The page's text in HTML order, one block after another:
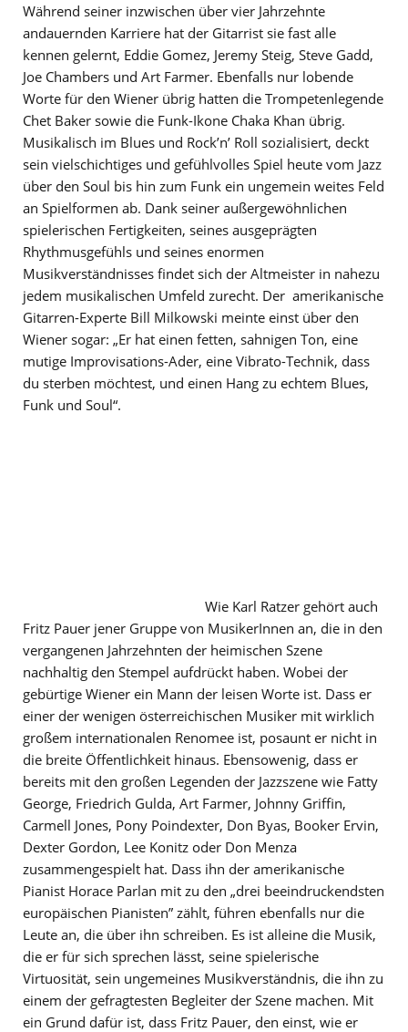
Während seiner inzwischen über vier Jahrzehnte
andauernden Karriere hat der Gitarrist sie fast alle
kennen gelernt, Eddie Gomez, Jeremy Steig, Steve Gadd,
Joe Chambers und Art Farmer. Ebenfalls nur lobende
Worte für den Wiener übrig hatten die Trompetenlegende
Chet Baker sowie die Funk-Ikone Chaka Khan übrig.
Musikalisch im Blues und Rock’n’ Roll sozialisiert, deckt
sein vielschichtiges und gefühlvolles Spiel heute vom Jazz
über den Soul bis hin zum Funk ein ungemein weites Feld
an Spielformen ab. Dank seiner außergewöhnlichen
spielerischen Fertigkeiten, seines ausgeprägten
Rhythmusgefühls und seines enormen
Musikverständnisses findet sich der Altmeister in nahezu
jedem musikalischen Umfeld zurecht. Der amerikanische
Gitarren-Experte Bill Milkowski meinte einst über den
Wiener sogar: „Er hat einen fetten, sahnigen Ton, eine
mutige Improvisations-Ader, eine Vibrato-Technik, dass
du sterben möchtest, und einen Hang zu echtem Blues,
Funk und Soul“.
Wie Karl Ratzer gehört auch
Fritz Pauer jener Gruppe von MusikerInnen an, die in den
vergangenen Jahrzehnten der heimischen Szene
nachhaltig den Stempel aufdrückt haben. Wobei der
gebürtige Wiener ein Mann der leisen Worte ist. Dass er
einer der wenigen österreichischen Musiker mit wirklich
großem internationalen Renomee ist, posaunt er nicht in
die breite Öffentlichkeit hinaus. Ebensowenig, dass er
bereits mit den großen Legenden der Jazzszene wie Fatty
George, Friedrich Gulda, Art Farmer, Johnny Griffin,
Carmell Jones, Pony Poindexter, Don Byas, Booker Ervin,
Dexter Gordon, Lee Konitz oder Don Menza
zusammengespielt hat. Dass ihn der amerikanische
Pianist Horace Parlan mit zu den „drei beeindruckendsten
europäischen Pianisten” zählt, führen ebenfalls nur die
Leute an, die über ihn schreiben. Es ist alleine die Musik,
die er für sich sprechen lässt, seine spielerische
Virtuosität, sein ungemeines Musikverständnis, die ihn zu
einem der gefragtesten Begleiter der Szene machen. Mit
ein Grund dafür ist, dass Fritz Pauer, den einst, wie er